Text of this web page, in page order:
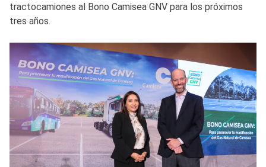
tractocamiones al Bono Camisea GNV para los próximos
tres años.